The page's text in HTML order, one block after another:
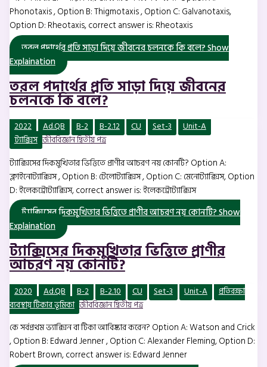
Phonotaxis , Option B: Thigmotaxis , Option C: Galvanotaxis,
Option D: Rheotaxis, correct answer is: Rheotaxis
তরল পদার্থের প্রতি সাড়া দিয়ে জীবনের চলনকে কি বলে?Show
Explaination
তরল পদার্থের প্রতি সাড়া দিয়ে জীবনের
চলনকে কি বলে?
2022 Ad.QB B-2 B-2.12 CU Set-3
Unit-A
ট্যাক্সিস জীববিজ্ঞান দ্বিতীয় পত্র
ট্যাক্সিসের দিকমুখিতার ভিত্তিতে প্রাণীর আচরণ নয় কোনটি? Option A:
ক্লাইনোট্যাক্সিস , Option B: টেলোট্যাক্সিস , Option C: মেনোট্যাক্সিস, Option
D: ইলেকট্রোট্যাক্সিস, correct answer is: ইলেকট্রোট্যাক্সিস
ট্যাক্সিসের দিকমুখিতার ভিত্তিতে প্রাণীর আচরণ নয় কোনটি?Show
Explaination
ট্যাক্সিসের দিকমুখিতার ভিত্তিতে প্রাণীর
আচরণ নয় কোনটি?
2020 Ad.QB B-2 B-2.10 CU Set-3 Unit-A
প্রতিরক্ষা
ব্যবস্থায় টিকার ভূমিকা জীববিজ্ঞান দ্বিতীয় পত্র
কে সর্বপ্রথম ভ্যাক্সিন বা টিকা আবিষ্কার করেন? Option A: Watson and Crick
, Option B: Edward Jenner , Option C: Alexander Fleming, Option D:
Robert Brown, correct answer is: Edward Jenner